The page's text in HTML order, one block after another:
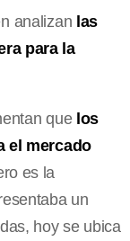
analizan las
para la
que los
el mercado
es la
un
hoy se ubica